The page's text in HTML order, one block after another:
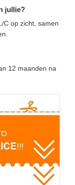
jullie?
C op zicht, samen
12 maanden na